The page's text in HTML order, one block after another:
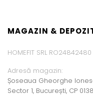
MAGAZIN &
HOMEFIT SRL RO24842480
Adresă magazin:
Șoseaua Gheorghe
Sector 1, București, CP